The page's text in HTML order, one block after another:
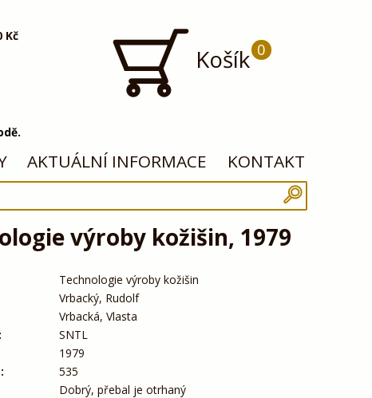
Kč
Košík 0
AKTUÁLNÍ INFORMACE KONTAKT
výroby kožišin, 1979
Technologie výroby kožišin
Vrbacký, Rudolf
Vrbacká, Vlasta
SNTL
1979
535
Dobrý, přebal je otrhaný